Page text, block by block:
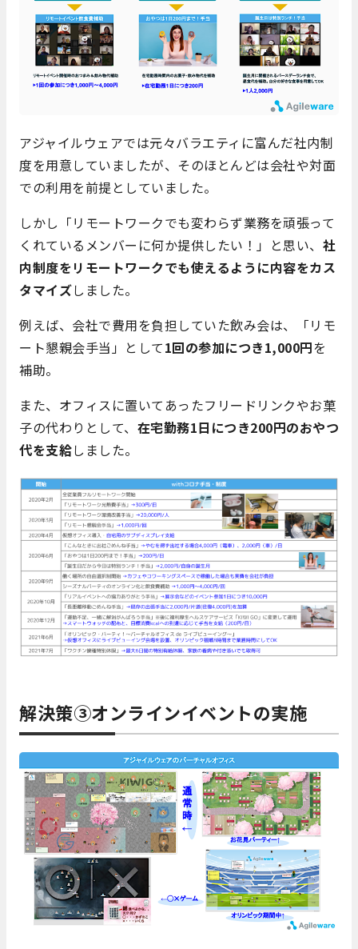
アジャイルウェアでは元々バラエティに富んだ社内制
度を用意していましたが、そのほとんどは会社や対面
での利用を前提としていました。
しかし「リモートワークでも変わらず業務を頑張って
くれているメンバーに何か提供したい！」と思い、 社
内制度をリモートワークでも使えるように内容をカス
タマイズしました。
例えば、会社で費用を負担していた飲み会は、「リモ
ート懇親会手当」として1回の参加につき1,000円を
補助。
また、オフィスに置いてあったフリードリンクやお菓
子の代わりとして、 在宅勤務1日につき200円のおやつ
代を支給しました。
解決策③オンラインイベントの実施